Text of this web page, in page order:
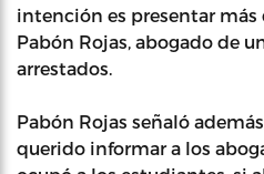
intención es presentar más
Pabón Rojas, abogado de
arrestados.
Pabón Rojas señaló
querido informar a los